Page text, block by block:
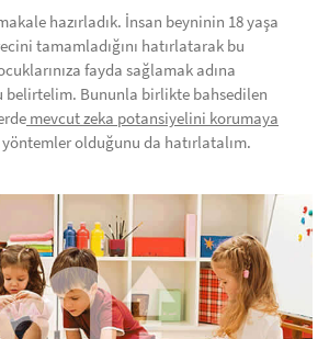
hazırladık. İnsan beyninin 18 yaşa
tamamladığını hatırlatarak bu
fayda sağlamak adına
belirtelim. Bununla birlikte bahsedilen
mevcut zeka potansiyelini korumaya
olduğunu da hatırlatalım.